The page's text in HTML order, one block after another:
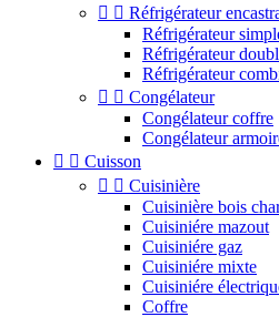
  Réfrigérateur
Réfrigérateur
Réfrigérateur
Réfrigérateur
  Congélateur
Congélateur coffre
Congélateur
  Cuisson
  Cuisinière
Cuisinière bois
Cuisiniére mazout
Cuisiniére gaz
Cuisiniére mixte
Cuisiniére
Coffre